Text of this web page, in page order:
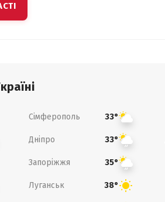
Сімферополь 33°
Дніпро 33°
Запоріжжя 35°
Луганськ 38°